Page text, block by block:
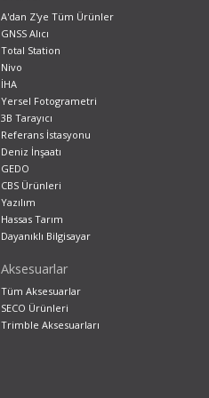
A'dan Z'ye Tüm Ürünler
GNSS Alıcı
Total Station
Nivo
İHA
Yersel Fotogrametri
3B Tarayıcı
Referans İstasyonu
Deniz İnşaatı
GEDO
CBS Ürünleri
Yazılım
Hassas Tarım
Dayanıklı Bilgisayar
Aksesuarlar
Tüm Aksesuarlar
SECO Ürünleri
Trimble Aksesuarları